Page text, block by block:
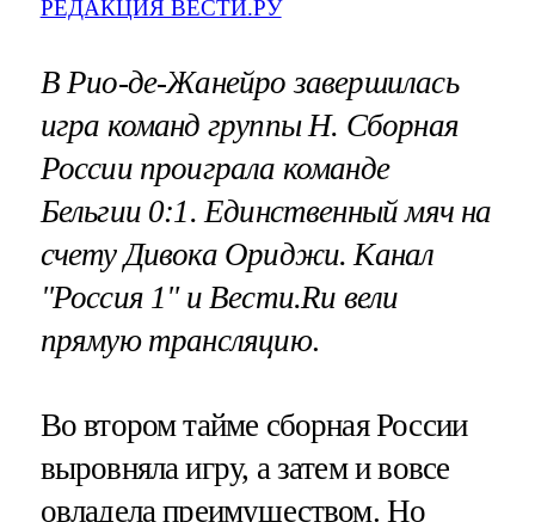
РЕДАКЦИЯ ВЕСТИ.РУ
В Рио-де-Жанейро завершилась
игра команд группы Н. Сборная
России проиграла команде
Бельгии 0:1. Единственный мяч на
счету Дивока Ориджи. Канал
"Россия 1" и Вести.Ru вели
прямую трансляцию.
Во втором тайме сборная России
выровняла игру, а затем и вовсе
овладела преимуществом. Но